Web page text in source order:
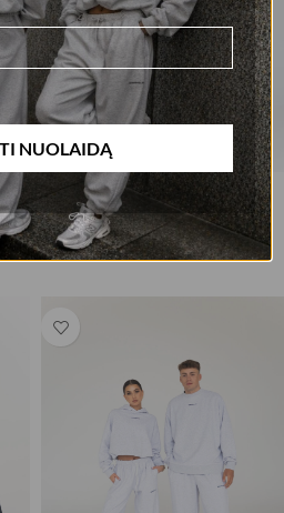
Kelnės – Black Coffee
€80,00 €72,00
Pasirinkti Savybes
NUOLAIDĄ